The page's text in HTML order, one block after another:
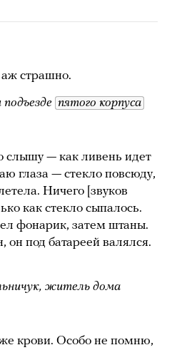
страшно.
пятого корпуса
слышу — как ливень идет
глаза — стекло повсюду,
Ничего [звуков
как стекло сыпалось.
фонарик, затем штаны.
под батареей валялся.
житель дома
крови. Особо не помню,